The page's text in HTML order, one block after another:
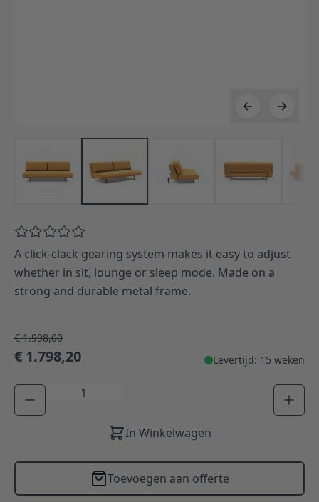
A click-clack gearing system makes it easy to adjust
whether in sit, lounge or sleep mode. Made on a
strong and durable metal frame.
€ 1.998,00
€ 1.798,20 Levertijd: 15 weken
Aantal
In Winkelwagen
Toevoegen aan offerte